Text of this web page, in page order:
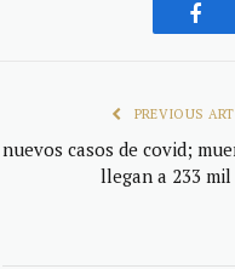
PREVIOUS
casos de covid;
llegan a 233 mil